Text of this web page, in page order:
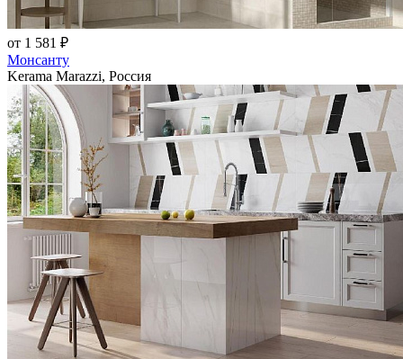
от 1 581 ₽
Монсанту
Kerama Marazzi, Россия